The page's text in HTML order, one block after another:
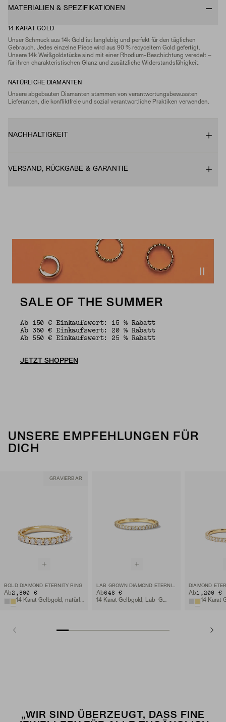
MATERIALIEN & SPEZIFIKATIONEN
14 KARAT GOLD
Unser Schmuck aus 14k Gold ist langlebig und perfekt für den täglichen
Gebrauch. Jedes einzelne Piece wird aus 90 % recyceltem Gold gefertigt.
Unsere 14k Weißgoldstücke sind mit einer Rhodium-Beschichtung veredelt –
für ihren charakteristischen Glanz und zusätzliche Widerstandsfähigkeit.
NATÜRLICHE DIAMANTEN
Unsere abgebauten Diamanten stammen von verantwortungsbewussten
Lieferanten, die konfliktfreie und sozial verantwortliche Praktiken verwenden.
NACHHALTIGKEIT
VERSAND, RÜCKGABE & GARANTIE
SALE OF THE SUMMER
Ab 150 € Einkaufswert: 15 % Rabatt
Ab 350 € Einkaufswert: 20 % Rabatt
Ab 550 € Einkaufswert: 25 % Rabatt
JETZT SHOPPEN
UNSERE EMPFEHLUNGEN FÜR
DICH
GRAVIERBAR
BOLD DIAMOND ETERNITY RING
Ab 2,800 €
14 Karat Gelbgold, natürlicher Diamant
LAB GROWN DIAMOND ETERNITY BAND
Ab 648 €
14 Karat Gelbgold, Lab-Grown Diamant
DIAMOND
Ab1,200 €
„WIR SIND ÜBERZEUGT, DASS FINE